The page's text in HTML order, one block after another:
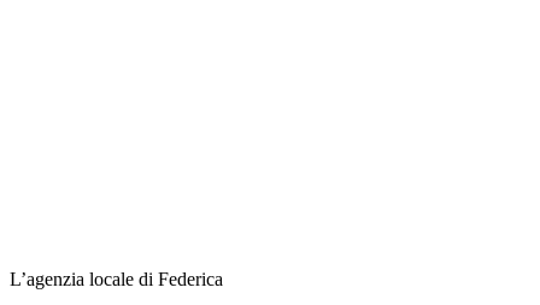
L’agenzia locale di Federica